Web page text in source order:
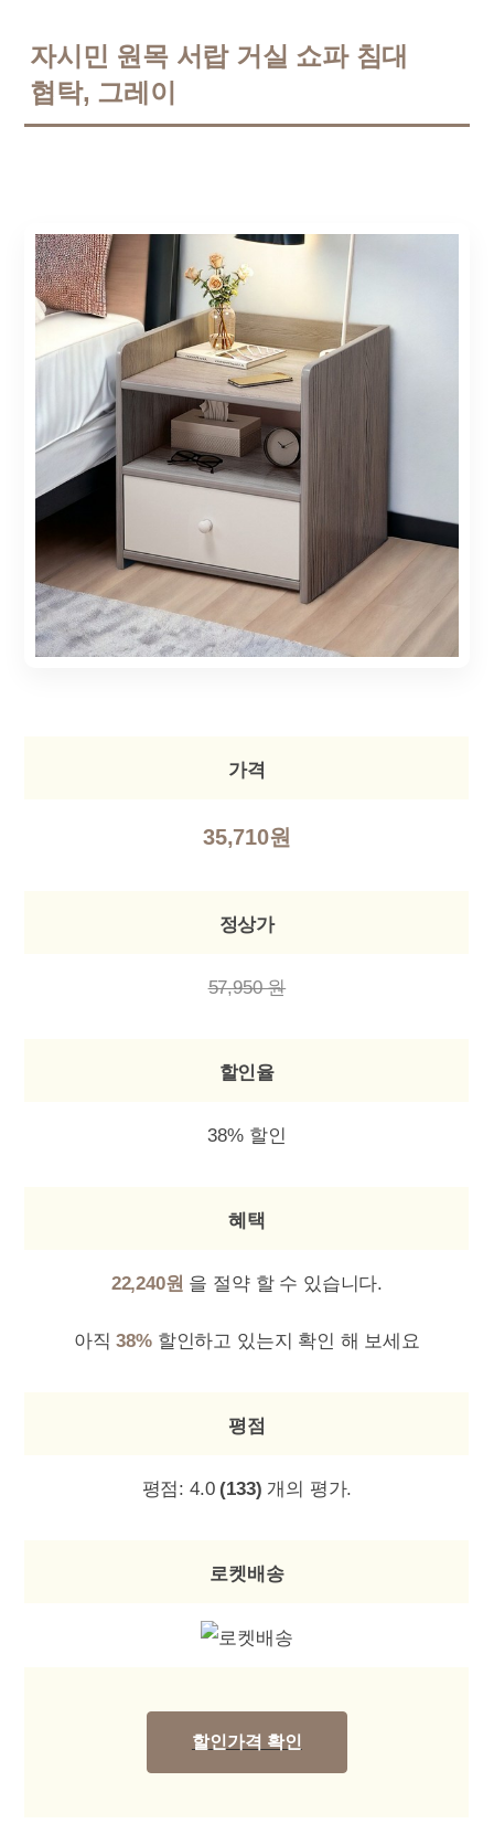
자시민 원목 서랍 거실 쇼파 침대
협탁, 그레이
가격
35,710원
정상가
57,950 원
할인율
38% 할인
혜택
22,240원 을 절약 할 수 있습니다.
아직38%할인하고 있는지 확인 해 보세요
평점
평점: 4.0 (133) 개의 평가.
로켓배송
할인가격 확인